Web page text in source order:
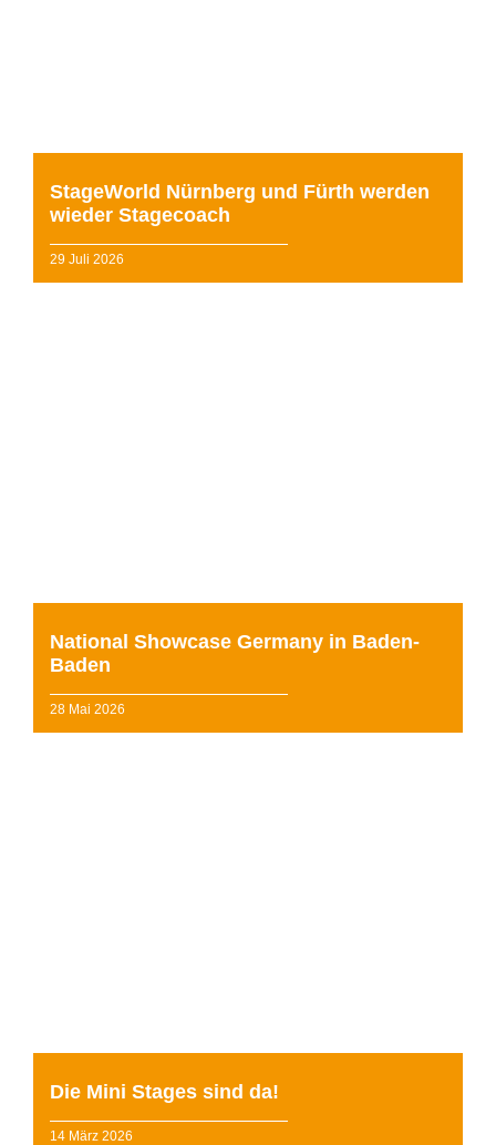
StageWorld Nürnberg und Fürth werden
wieder Stagecoach
29 Juli 2026
National Showcase Germany in Baden-
Baden
28 Mai 2026
Die Mini Stages sind da!
14 März 2026